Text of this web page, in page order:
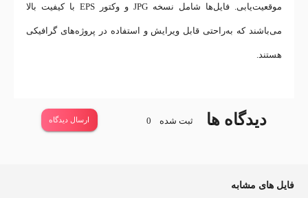
موقعیت‌یابی. فایل‌ها شامل نسخه JPG و وکتور EPS با کیفیت بالا
می‌باشند که به‌راحتی قابل ویرایش و استفاده در پروژه‌های گرافیکی
هستند.
دیدگاه ها ثبت شده 0 ارسال دیدگاه
فایل های مشابه